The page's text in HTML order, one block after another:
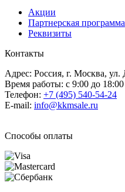
Акции
Партнерская программа
Реквизиты
Контакты
Адрес: Россия, г. Москва, ул.
Время работы: с 9:00 до 18:00
Телефон: +7 (495) 540-54-24
E-mail: info@kkmsale.ru
Способы оплаты